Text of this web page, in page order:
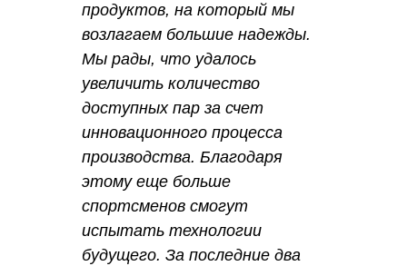
продуктов, на который мы
возлагаем большие надежды.
Мы рады, что удалось
увеличить количество
доступных пар за счет
инновационного процесса
производства. Благодаря
этому еще больше
спортсменов смогут
испытать технологии
будущего. За последние два